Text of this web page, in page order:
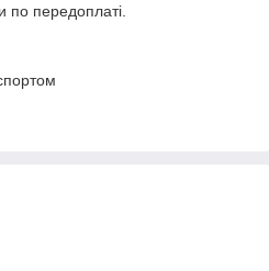
по передоплаті.